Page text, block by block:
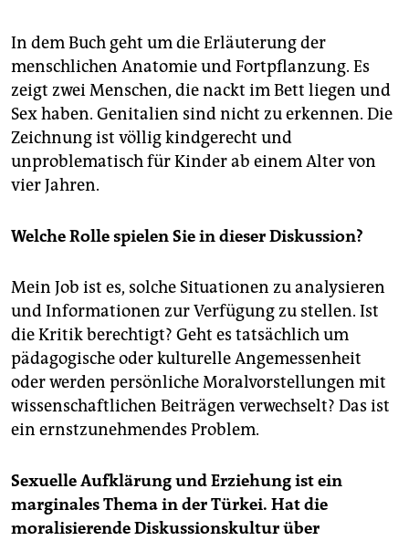
In dem Buch geht um die Erläuterung der
menschlichen Anatomie und Fortpflanzung. Es
zeigt zwei Menschen, die nackt im Bett liegen und
Sex haben. Genitalien sind nicht zu erkennen. Die
Zeichnung ist völlig kindgerecht und
unproblematisch für Kinder ab einem Alter von
vier Jahren.
Welche Rolle spielen Sie in dieser Diskussion?
Mein Job ist es, solche Situationen zu analysieren
und Informationen zur Verfügung zu stellen. Ist
die Kritik berechtigt? Geht es tatsächlich um
pädagogische oder kulturelle Angemessenheit
oder werden persönliche Moralvorstellungen mit
wissenschaftlichen Beiträgen verwechselt? Das ist
ein ernstzunehmendes Problem.
Sexuelle Aufklärung und Erziehung ist ein
marginales Thema in der Türkei. Hat die
moralisierende Diskussionskultur über